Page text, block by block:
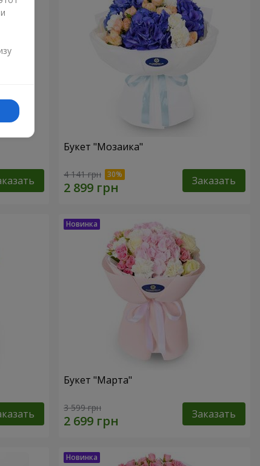
Букет "Мозаика"
4 141 грн Заказать
Букет "Марта"
3 599 грн Заказать